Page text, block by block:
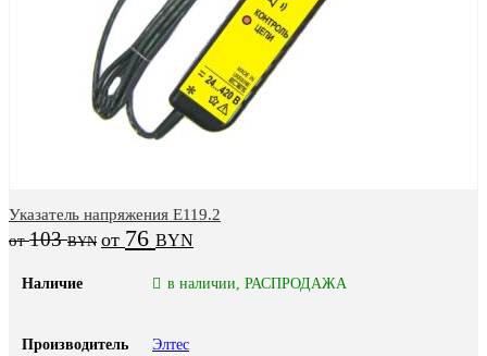
Указатель напряжения Е119.2
103BYN 76 BYN
Наличие в наличии, РАСПРОДАЖА
Производитель Элтес